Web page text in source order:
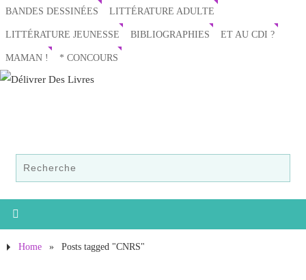
BANDES DESSINÉES LITTÉRATURE ADULTE
LITTÉRATURE JEUNESSE BIBLIOGRAPHIES ET AU CDI ?
MAMAN ! * CONCOURS
Home » Posts tagged "CNRS"